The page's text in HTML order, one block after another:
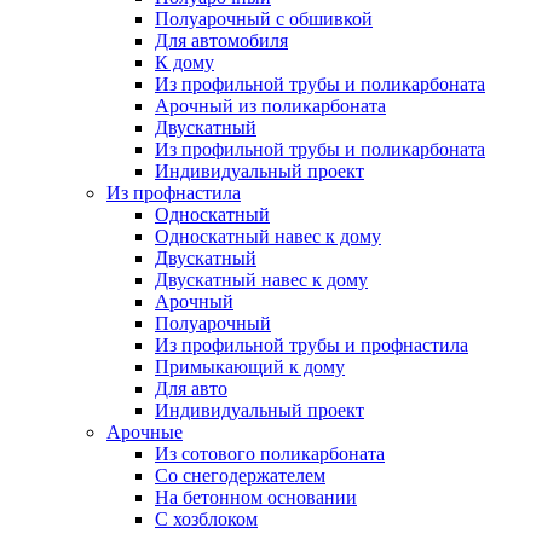
Полуарочный с обшивкой
Для автомобиля
К дому
Из профильной трубы и поликарбоната
Арочный из поликарбоната
Двускатный
Из профильной трубы и поликарбоната
Индивидуальный проект
Из профнастила
Односкатный
Односкатный навес к дому
Двускатный
Двускатный навес к дому
Арочный
Полуарочный
Из профильной трубы и профнастила
Примыкающий к дому
Для авто
Индивидуальный проект
Арочные
Из сотового поликарбоната
Со снегодержателем
На бетонном основании
С хозблоком